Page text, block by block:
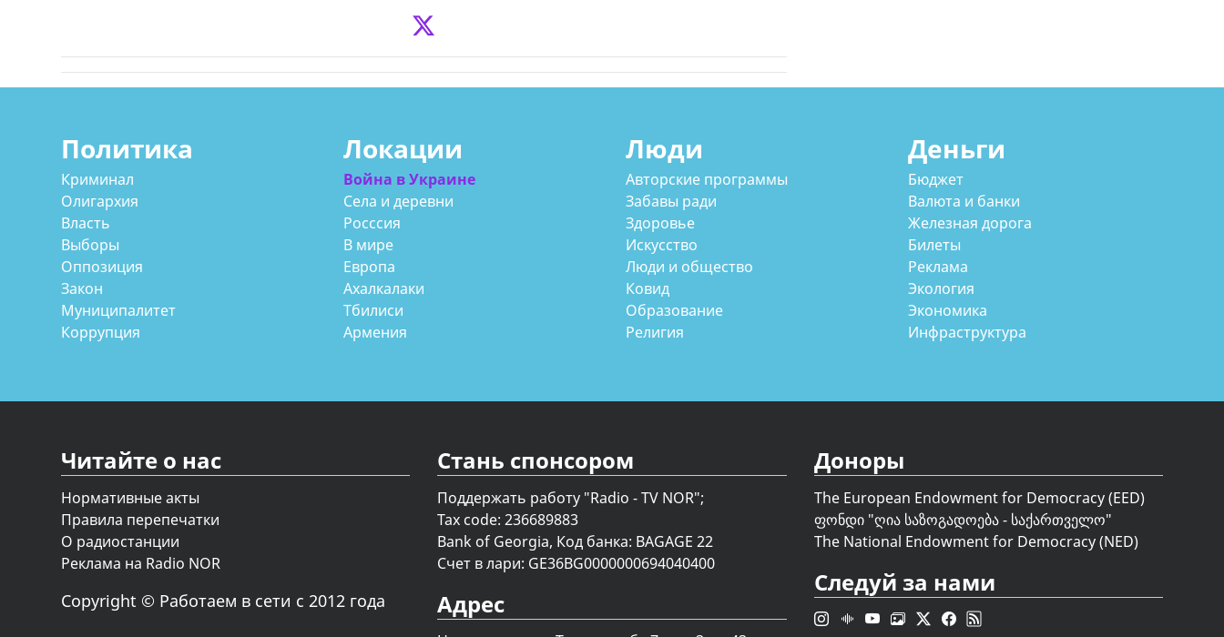
Политика
Криминал
Олигархия
Власть
Выборы
Оппозиция
Закон
Муниципалитет
Коррупция
Локации
Война в Украине
Села и деревни
Росссия
В мире
Европа
Ахалкалаки
Тбилиси
Армения
Люди
Авторские программы
Забавы ради
Здоровье
Искусство
Люди и общество
Ковид
Образование
Религия
Деньги
Бюджет
Валюта и банки
Железная дорога
Билеты
Реклама
Экология
Экономика
Инфраструктура
Читайте о нас
Нормативные акты
Правила перепечатки
О радиостанции
Реклама на Radio NOR
Copyright © Работаем в сети с 2012 года
Стань спонсором
Поддержать работу "Radio - TV NOR";
Tax code: 236689883
Bank of Georgia, Код банка: BAGAGE 22
Счет в лари: GE36BG0000000694040400
Адрес
Доноры
The European Endowment for Democracy (EED)
ფონდი "ღია საზოგადოება - საქართველო"
The National Endowment for Democracy (NED)
Следуй за нами